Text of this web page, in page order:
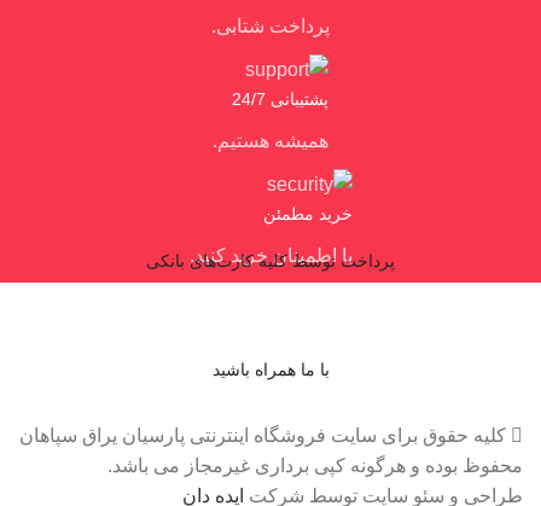
پرداخت شتابی.
پشتیبانی 24/7
همیشه هستیم.
خرید مطمئن
با اطمینان خرید کنید.
پرداخت توسط کلیه کارت‌های بانکی
با ما همراه باشید
کلیه حقوق برای سایت فروشگاه اینترنتی پارسیان یراق سپاهان
محفوظ بوده و هرگونه کپی برداری غیرمجاز می باشد.
طراحی و سئو سایت توسط شرکت ایده دان